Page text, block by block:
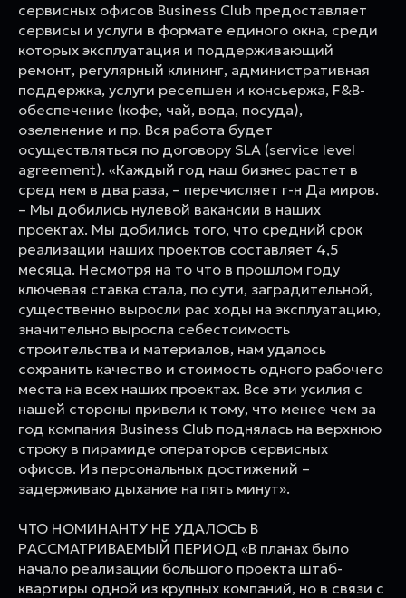
сервисных офисов Business Club предоставляет
сервисы и услуги в формате единого окна, среди
которых эксплуатация и поддерживающий
ремонт, регулярный клининг, административная
поддержка, услуги ресепшен и консьержа, F&B-
обеспечение (кофе, чай, вода, посуда),
озеленение и пр. Вся работа будет
осуществляться по договору SLA (service level
agreement). «Каждый год наш бизнес растет в
сред нем в два раза, – перечисляет г-н Да миров.
– Мы добились нулевой вакансии в наших
проектах. Мы добились того, что средний срок
реализации наших проектов составляет 4,5
месяца. Несмотря на то что в прошлом году
ключевая ставка стала, по сути, заградительной,
существенно выросли рас ходы на эксплуатацию,
значительно выросла себестоимость
строительства и материалов, нам удалось
сохранить качество и стоимость одного рабочего
места на всех наших проектах. Все эти усилия с
нашей стороны привели к тому, что менее чем за
год компания Business Club поднялась на верхнюю
строку в пирамиде операторов сервисных
офисов. Из персональных достижений –
задерживаю дыхание на пять минут».
ЧТО НОМИНАНТУ НЕ УДАЛОСЬ В
РАССМАТРИВАЕМЫЙ ПЕРИОД «В планах было
начало реализации большого проекта штаб-
квартиры одной из крупных компаний, но в связи с